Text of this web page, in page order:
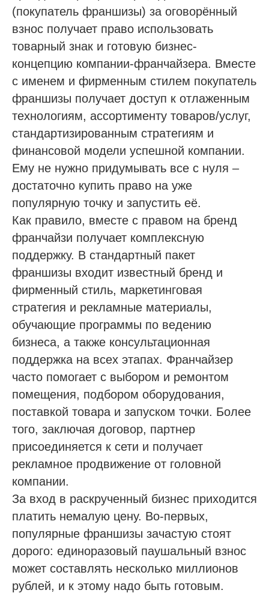
(покупатель франшизы) за оговорённый
взнос получает право использовать
товарный знак и готовую бизнес-
концепцию компании-франчайзера. Вместе
с именем и фирменным стилем покупатель
франшизы получает доступ к отлаженным
технологиям, ассортименту товаров/услуг,
стандартизированным стратегиям и
финансовой модели успешной компании.
Ему не нужно придумывать все с нуля –
достаточно купить право на уже
популярную точку и запустить её.
Как правило, вместе с правом на бренд
франчайзи получает комплексную
поддержку. В стандартный пакет
франшизы входит известный бренд и
фирменный стиль, маркетинговая
стратегия и рекламные материалы,
обучающие программы по ведению
бизнеса, а также консультационная
поддержка на всех этапах. Франчайзер
часто помогает с выбором и ремонтом
помещения, подбором оборудования,
поставкой товара и запуском точки. Более
того, заключая договор, партнер
присоединяется к сети и получает
рекламное продвижение от головной
компании.
За вход в раскрученный бизнес приходится
платить немалую цену. Во-первых,
популярные франшизы зачастую стоят
дорого: единоразовый паушальный взнос
может составлять несколько миллионов
рублей, и к этому надо быть готовым.